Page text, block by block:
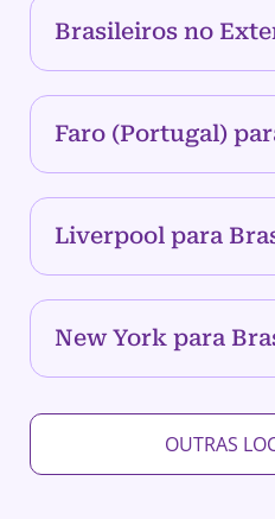
Brasileiros no
Faro (Portugal)
Liverpool para
New York para
OUTRAS